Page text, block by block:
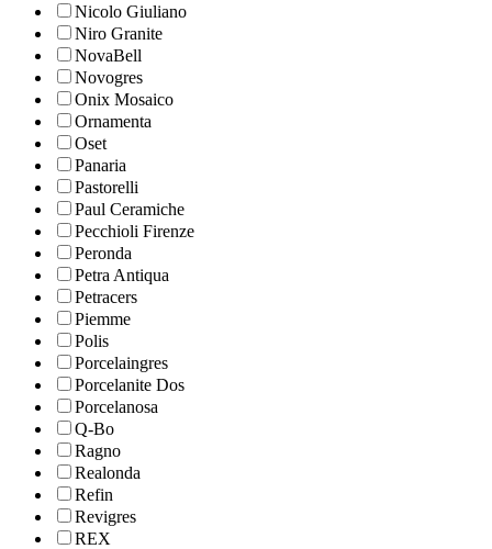
Nicolo Giuliano
Niro Granite
NovaBell
Novogres
Onix Mosaico
Ornamenta
Oset
Panaria
Pastorelli
Paul Ceramiche
Pecchioli Firenze
Peronda
Petra Antiqua
Petracers
Piemme
Polis
Porcelaingres
Porcelanite Dos
Porcelanosa
Q-Bo
Ragno
Realonda
Refin
Revigres
REX